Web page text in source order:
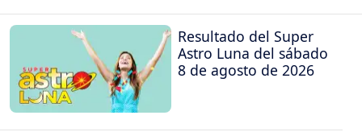
Resultado del Super
Astro Luna del sábado
8 de agosto de 2026